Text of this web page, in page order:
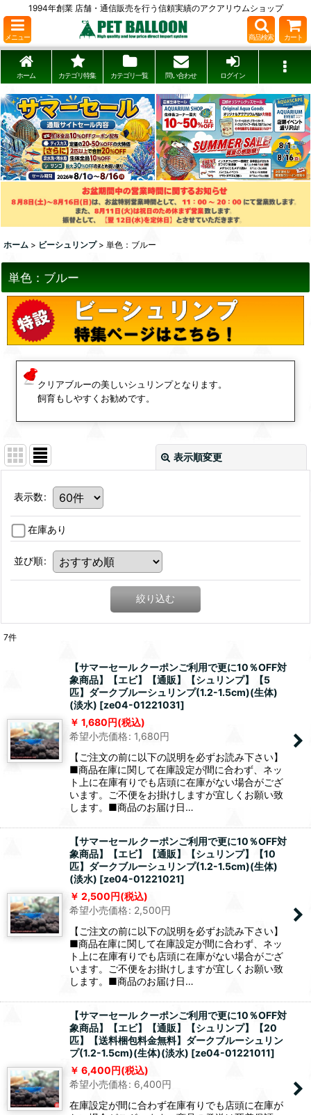
1994年創業 店舗・通信販売を行う信頼実績のアクアリウムショップ
メニュー 商品検索 カート
ホーム カテゴリ特集 カテゴリ一覧 問い合わせ ログイン
ホーム > ビーシュリンプ > 単色：ブルー
単色：ブルー
クリアブルーの美しいシュリンプとなります。
飼育もしやすくお勧めです。
表示順変更
表示数:
在庫あり
並び順:
絞り込む
7件
【サマーセール クーポンご利用で更に10％OFF対
象商品】【エビ】【通販】【シュリンプ】【5
匹】ダークブルーシュリンプ(1.2-1.5cm)(生体)
(淡水) [ze04-01221031]
1,680円(税込)
希望小売価格: 1,680円
【ご注文の前に以下の説明を必ずお読み下さい】
■商品在庫に関して在庫設定が間に合わず、ネッ
ト上に在庫有りでも店頭に在庫がない場合がござ
います。ご不便をお掛けしますが宜しくお願い致
します。■商品のお届け日…
【サマーセール クーポンご利用で更に10％OFF対
象商品】【エビ】【通販】【シュリンプ】【10
匹】ダークブルーシュリンプ(1.2-1.5cm)(生体)
(淡水) [ze04-01221021]
2,500円(税込)
希望小売価格: 2,500円
【ご注文の前に以下の説明を必ずお読み下さい】
■商品在庫に関して在庫設定が間に合わず、ネッ
ト上に在庫有りでも店頭に在庫がない場合がござ
います。ご不便をお掛けしますが宜しくお願い致
します。■商品のお届け日…
【サマーセール クーポンご利用で更に10％OFF対
象商品】【エビ】【通販】【シュリンプ】【20
匹】【送料梱包料金無料】ダークブルーシュリン
プ(1.2-1.5cm)(生体)(淡水) [ze04-01221011]
6,400円(税込)
希望小売価格: 6,400円
在庫設定が間に合わず在庫有りでも店頭に在庫が